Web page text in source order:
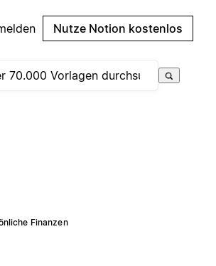
Nutze Notion kostenlos
Finanzen